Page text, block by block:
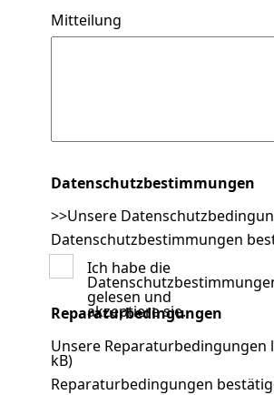
Mitteilung
Datenschutzbestimmungen
>>Unsere
Datenschutzbestimmungen
Ich habe die
gelesen und
akzeptiere sie.
Reparaturbedingungen
Unsere Reparaturbedingungen
kB)
Reparaturbedingungen